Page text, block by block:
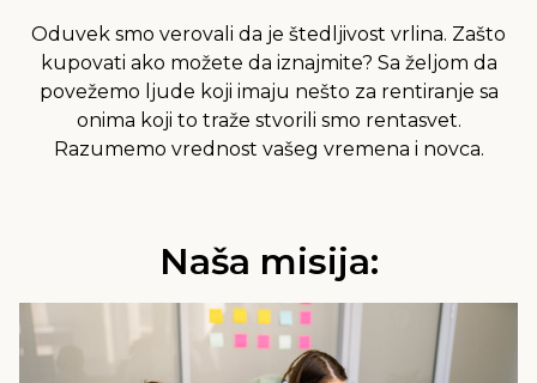
Oduvek smo verovali da je štedljivost vrlina. Zašto
kupovati ako možete da iznajmite? Sa željom da
povežemo ljude koji imaju nešto za rentiranje sa
onima koji to traže stvorili smo rentasvet.
Razumemo vrednost vašeg vremena i novca.
Naša misija: